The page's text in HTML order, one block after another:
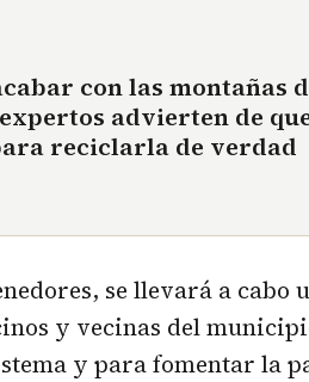
con las montañas
advierten de
reciclarla de verdad
se llevará a cabo
y vecinas del
y para fomentar la